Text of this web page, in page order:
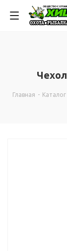
Главная - Каталог